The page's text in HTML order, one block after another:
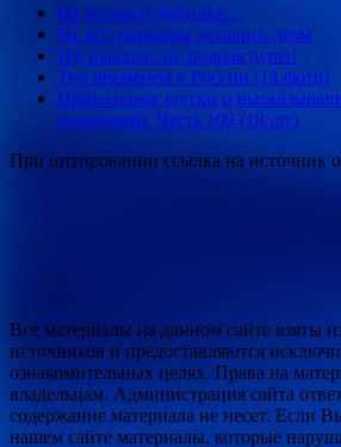
На то она и бабушка…
Не все тараканы остались дома
Ну, наконец-то, родная душа!
Тем временем в России (14 фото)
Прикольные шутки и
надписями. Часть 109 (18 шт)
При цитировании ссылка на источник
Все материалы на данном сайте взяты
источников и предоставляются
ознакомительных целях. Права на
владельцам. Администрация сайта
содержание материала не несет. Если
нашем сайте материалы, которые